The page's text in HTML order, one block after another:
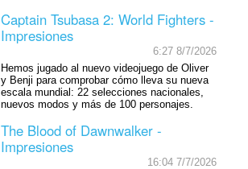
Captain Tsubasa 2: World Fighters -
Impresiones
6:27 8/7/2026
Hemos jugado al nuevo videojuego de Oliver
y Benji para comprobar cómo lleva su nueva
escala mundial: 22 selecciones nacionales,
nuevos modos y más de 100 personajes.
The Blood of Dawnwalker -
Impresiones
16:04 7/7/2026